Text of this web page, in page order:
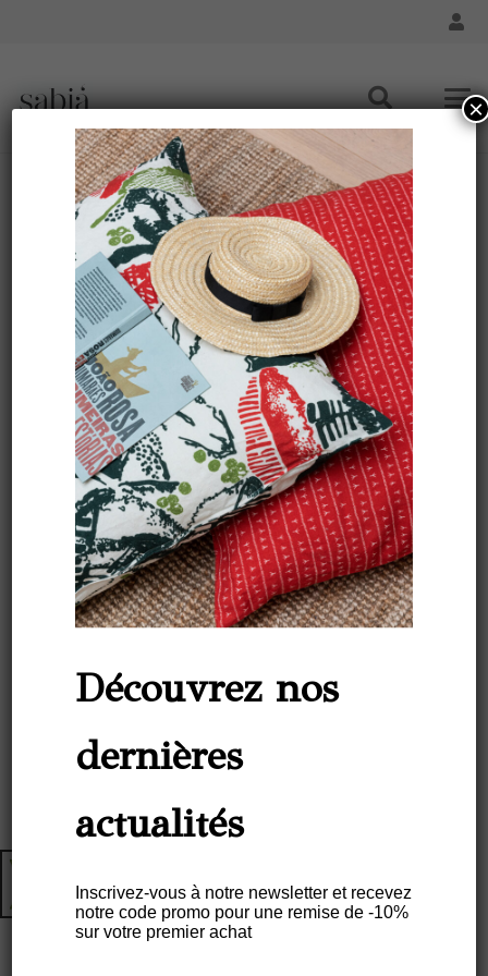
Housse de coussin lin 45×45 – Motif ARRASTA PÉ
couleur vert ABACATE
/Maison - Coussin/Maison - Housse de Coussin
/ Housse de coussin lin 45×45 – Motif ARRASTA
PÉ couleur vert ABACATE
Découvrez nos
dernières
actualités
Inscrivez-vous à notre newsletter et recevez
notre code promo pour une remise de -10%
sur votre premier achat
×